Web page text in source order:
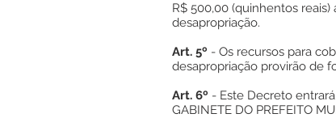
R$ 500,00 (quinhentos
desapropriação.
Art. 5º - Os recursos para
desapropriação provirão de
Art. 6º - Este Decreto
GABINETE DO PREFEITO